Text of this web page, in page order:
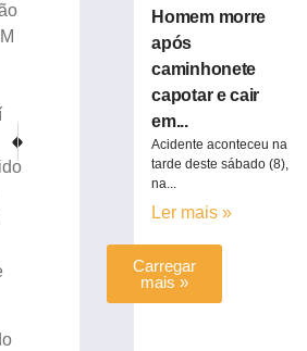
Luciano Hang e Havan se pronunciam sobre
PRÓXIMO
Adolescentes são flagrados com 50 gramas de maconha,
Joaquim
Carregar
mais »
Homem morre
após
caminhonete
capotar e cair
em...
Acidente aconteceu na
tarde deste sábado (8),
na...
Ler mais »